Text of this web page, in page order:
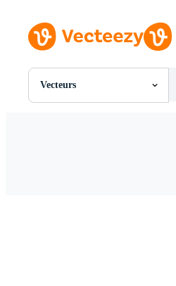
Vecteurs
Toutes Images